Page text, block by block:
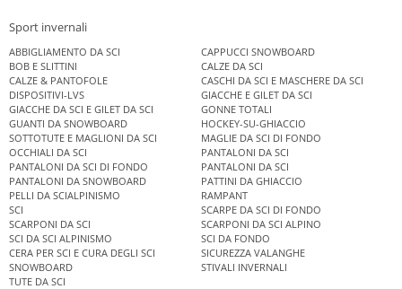
Sport invernali
ABBIGLIAMENTO DA SCI
CAPPUCCI SNOWBOARD
BOB E SLITTINI
CALZE DA SCI
CALZE & PANTOFOLE
CASCHI DA SCI E MASCHERE DA SCI
DISPOSITIVI-LVS
GIACCHE E GILET DA SCI
GIACCHE DA SCI E GILET DA SCI
GONNE TOTALI
GUANTI DA SNOWBOARD
HOCKEY-SU-GHIACCIO
SOTTOTUTE E MAGLIONI DA SCI
MAGLIE DA SCI DI FONDO
OCCHIALI DA SCI
PANTALONI DA SCI
PANTALONI DA SCI DI FONDO
PANTALONI DA SCI
PANTALONI DA SNOWBOARD
PATTINI DA GHIACCIO
PELLI DA SCIALPINISMO
RAMPANT
SCI
SCARPE DA SCI DI FONDO
SCARPONI DA SCI
SCARPONI DA SCI ALPINO
SCI DA SCI ALPINISMO
SCI DA FONDO
CERA PER SCI E CURA DEGLI SCI
SICUREZZA VALANGHE
SNOWBOARD
STIVALI INVERNALI
TUTE DA SCI